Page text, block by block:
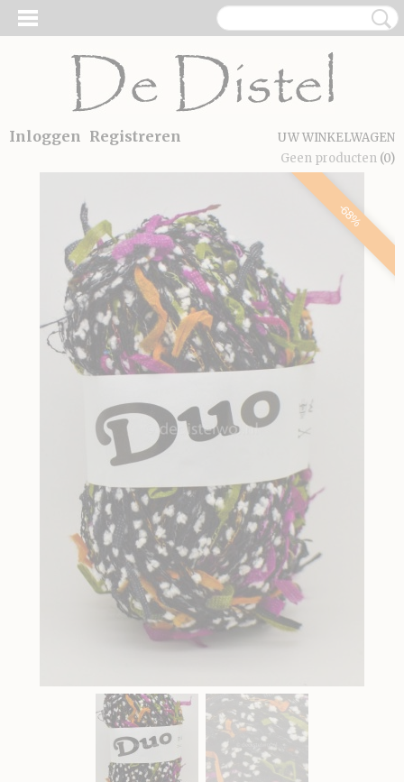
Inloggen Registreren
UW WINKELWAGEN
Geen producten (0)
-68%